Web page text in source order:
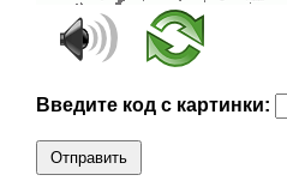
Введите код с картинки:
Отправить